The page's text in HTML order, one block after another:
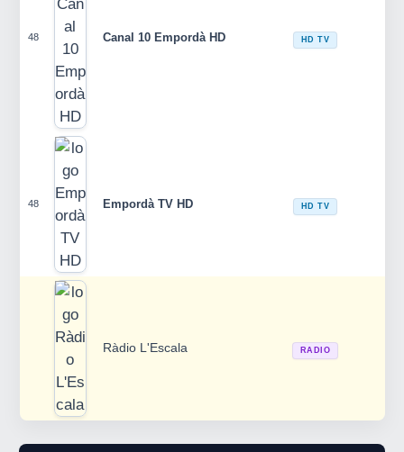
48 Canal 10 Empordà HD HD TV
48 Empordà TV HD HD TV
Ràdio L'Escala RADIO